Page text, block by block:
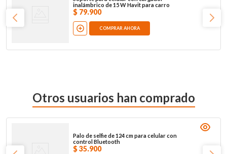
inalámbrico de 15 W Havit para carro
$ 79.900
COMPRAR AHORA
Otros usuarios han comprado
Palo de selfie de 124 cm para celular con
control Bluetooth
$ 35.900